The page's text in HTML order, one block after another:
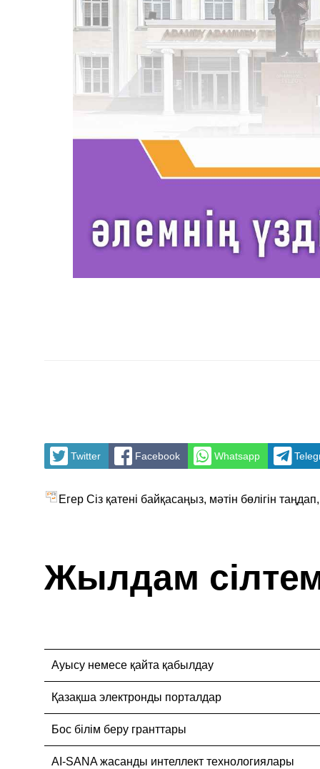
Twitter Facebook Whatsapp
Егер Сіз қатені байқасаңыз, мәтін бөлігін
Жылдам
Ауысу немесе қайта қабылдау
Қазақша электронды порталдар
Бос білім беру гранттары
AI-SANA жасанды интеллект технологиялары